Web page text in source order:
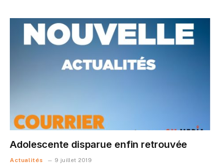
Adolescente disparue enfin retrouvée
Actualités 9 juillet 2019